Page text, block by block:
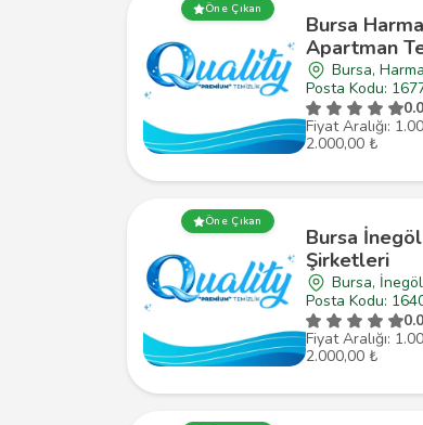
Öne Çıkan
Bursa
Apartman
Bursa,
Posta Kodu:
Fiyat Aralığı:
2.000,00 ₺
Öne Çıkan
Bursa
Şirketleri
Bursa, İnegöl
Posta Kodu:
Fiyat Aralığı:
2.000,00 ₺